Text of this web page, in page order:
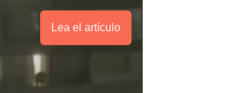
Lea el artículo